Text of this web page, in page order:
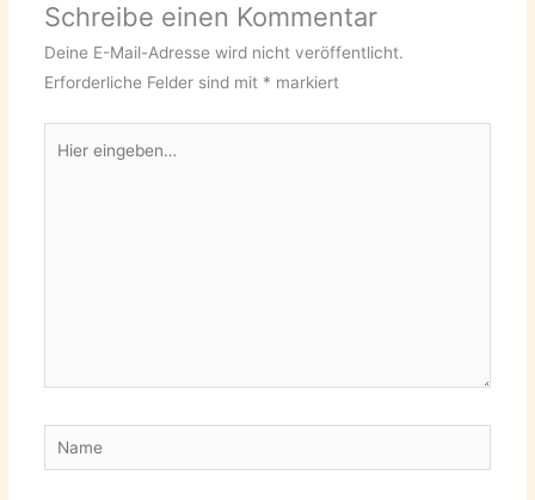
Schreibe einen Kommentar
Deine E-Mail-Adresse wird nicht veröffentlicht.
Erforderliche Felder sind mit * markiert
eingeben…
Name